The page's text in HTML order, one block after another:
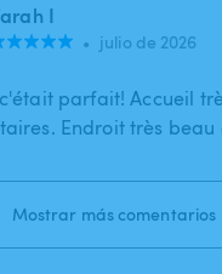
I
• julio de 2026
parfait! Accueil
Endroit très beau
Mostrar más comentarios